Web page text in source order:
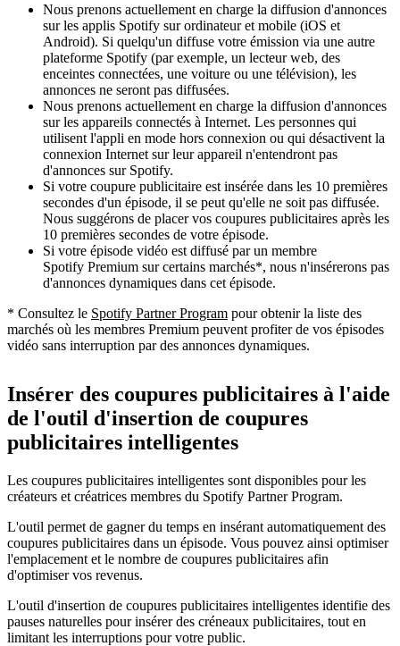
Nous prenons actuellement en charge la diffusion d'annonces
sur les applis Spotify sur ordinateur et mobile (iOS et
Android). Si quelqu'un diffuse votre émission via une autre
plateforme Spotify (par exemple, un lecteur web, des
enceintes connectées, une voiture ou une télévision), les
annonces ne seront pas diffusées.
Nous prenons actuellement en charge la diffusion d'annonces
sur les appareils connectés à Internet. Les personnes qui
utilisent l'appli en mode hors connexion ou qui désactivent la
connexion Internet sur leur appareil n'entendront pas
d'annonces sur Spotify.
Si votre coupure publicitaire est insérée dans les 10 premières
secondes d'un épisode, il se peut qu'elle ne soit pas diffusée.
Nous suggérons de placer vos coupures publicitaires après les
10 premières secondes de votre épisode.
Si votre épisode vidéo est diffusé par un membre
Spotify Premium sur certains marchés*, nous n'insérerons pas
d'annonces dynamiques dans cet épisode.
* Consultez le Spotify Partner Program pour obtenir la liste des
marchés où les membres Premium peuvent profiter de vos épisodes
vidéo sans interruption par des annonces dynamiques.
Insérer des coupures publicitaires à l'aide
de l'outil d'insertion de coupures
publicitaires intelligentes
Les coupures publicitaires intelligentes sont disponibles pour les
créateurs et créatrices membres du Spotify Partner Program.
L'outil permet de gagner du temps en insérant automatiquement des
coupures publicitaires dans un épisode. Vous pouvez ainsi optimiser
l'emplacement et le nombre de coupures publicitaires afin
d'optimiser vos revenus.
L'outil d'insertion de coupures publicitaires intelligentes identifie des
pauses naturelles pour insérer des créneaux publicitaires, tout en
limitant les interruptions pour votre public.